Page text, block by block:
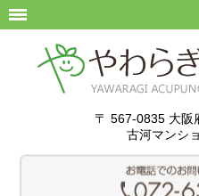
〒 567-0835 大阪
古河マンシ